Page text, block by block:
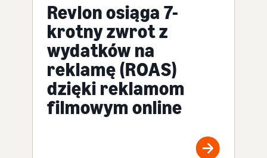
Revlon osiąga 7-
krotny zwrot z
wydatków na
reklamę (ROAS)
dzięki reklamom
filmowym online